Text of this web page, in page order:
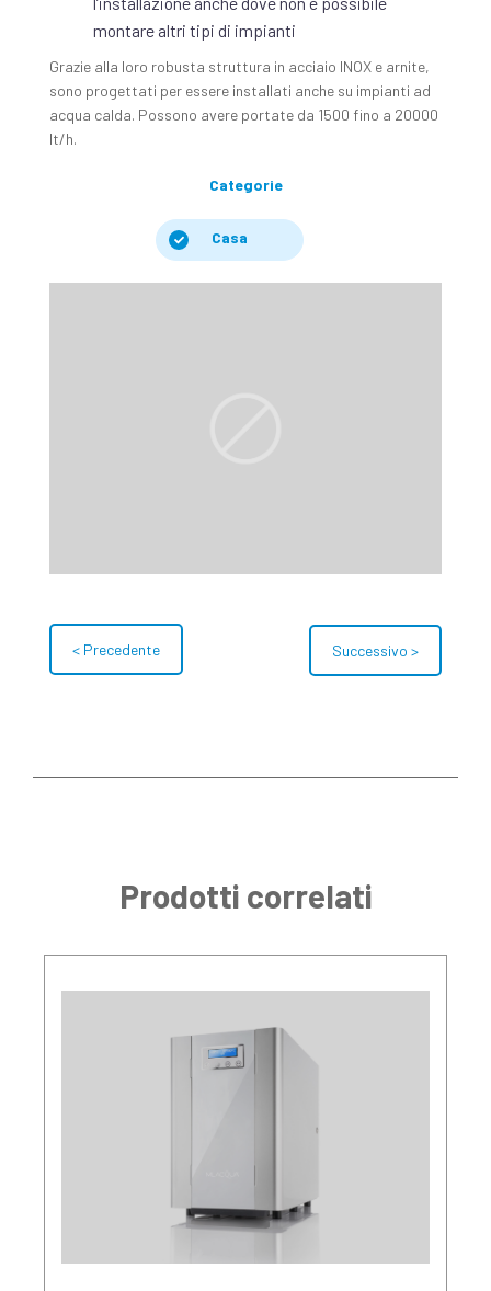
montare altri tipi di impianti
Grazie alla loro robusta struttura in acciaio INOX e arnite,
sono progettati per essere installati anche su impianti ad
acqua calda. Possono avere portate da 1500 fino a 20000
lt/h.
Categorie
Casa
< Precedente Successivo >
Prodotti correlati